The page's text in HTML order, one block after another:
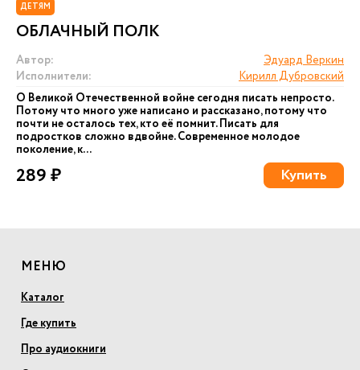
ДЕТЯМ
ОБЛАЧНЫЙ ПОЛК
Автор:
Эдуард Веркин
Исполнители:
Кирилл Дубровский
О Великой Отечественной войне сегодня писать непросто.
Потому что много уже написано и рассказано, потому что
почти не осталось тех, кто её помнит. Писать для
подростков сложно вдвойне. Современное молодое
поколение, к...
289 ₽ Купить
МЕНЮ
Каталог
Где купить
Про аудиокниги